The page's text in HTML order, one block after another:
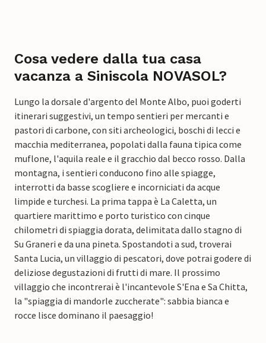
Cosa vedere dalla tua casa
vacanza a Siniscola NOVASOL?
Lungo la dorsale d'argento del Monte Albo, puoi goderti
itinerari suggestivi, un tempo sentieri per mercanti e
pastori di carbone, con siti archeologici, boschi di lecci e
macchia mediterranea, popolati dalla fauna tipica come
muflone, l'aquila reale e il gracchio dal becco rosso. Dalla
montagna, i sentieri conducono fino alle spiagge,
interrotti da basse scogliere e incorniciati da acque
limpide e turchesi. La prima tappa è La Caletta, un
quartiere marittimo e porto turistico con cinque
chilometri di spiaggia dorata, delimitata dallo stagno di
Su Graneri e da una pineta. Spostandoti a sud, troverai
Santa Lucia, un villaggio di pescatori, dove potrai godere di
deliziose degustazioni di frutti di mare. Il prossimo
villaggio che incontrerai è l'incantevole S'Ena e Sa Chitta,
la "spiaggia di mandorle zuccherate": sabbia bianca e
rocce lisce dominano il paesaggio!